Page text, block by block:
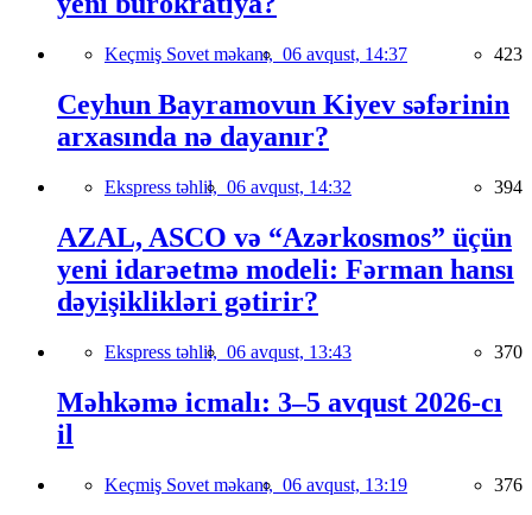
Keçmiş Sovet məkanı, 06 avqust, 14:37 423
Ceyhun Bayramovun Kiyev səfərinin
arxasında nə dayanır?
Ekspress təhlil, 06 avqust, 14:32 394
AZAL, ASCO və “Azərkosmos” üçün
yeni idarəetmə modeli: Fərman hansı
dəyişiklikləri gətirir?
Ekspress təhlil, 06 avqust, 13:43 370
Məhkəmə icmalı: 3–5 avqust 2026-cı
il
Keçmiş Sovet məkanı, 06 avqust, 13:19 376